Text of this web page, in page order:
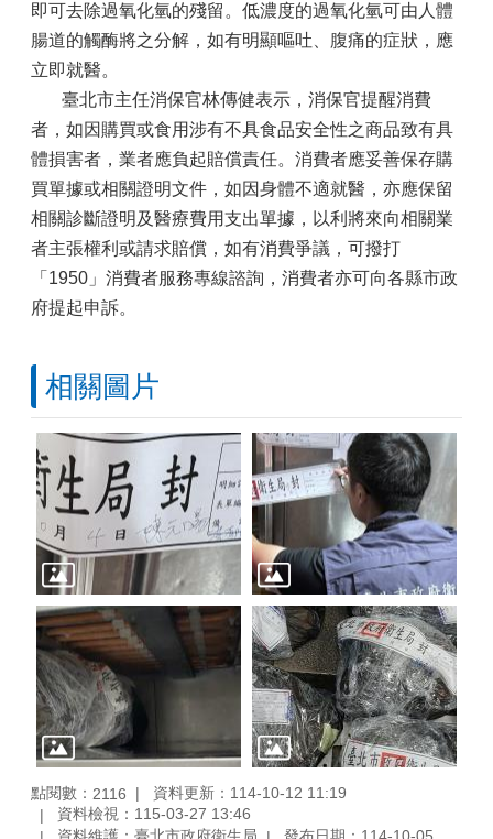
即可去除過氧化氫的殘留。低濃度的過氧化氫可由人體
腸道的觸酶將之分解，如有明顯嘔吐、腹痛的症狀，應
立即就醫。
臺北市主任消保官林傳健表示，消保官提醒消費
者，如因購買或食用涉有不具食品安全性之商品致有具
體損害者，業者應負起賠償責任。消費者應妥善保存購
買單據或相關證明文件，如因身體不適就醫，亦應保留
相關診斷證明及醫療費用支出單據，以利將來向相關業
者主張權利或請求賠償，如有消費爭議，可撥打
「1950」消費者服務專線諮詢，消費者亦可向各縣市政
府提起申訴。
相關圖片
點閱數： 2116
資料更新：114-10-12 11:19
資料檢視：115-03-27 13:46